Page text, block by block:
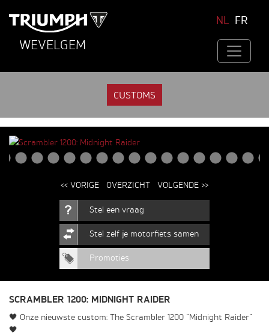
NL FR
WEVELGEM
CUSTOMS
<< VORIGE OVERZICHT VOLGENDE >>
Stel een vraag
Stel zelf je motorfiets samen
Promoties
SCRAMBLER 1200: MIDNIGHT RAIDER
🖤 Onze nieuwste custom: The Scrambler 1200 “Midnight Raider”
🖤